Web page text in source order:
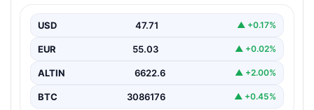
USD 47.71 ▲ +0.17%
EUR 55.03 ▲ +0.02%
ALTIN 6622.6 ▲ +2.00%
BTC 3086176 ▲ +0.45%